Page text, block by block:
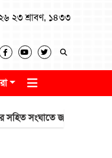
২৩ শ্রাবণ, ১৪৩৩
জড়িত দুই শিশুকে আটক